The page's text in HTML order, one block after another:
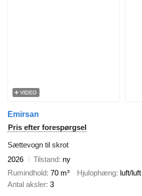
VIDEO
Emirsan
Pris efter forespørgsel
Sættevogn til skrot
2026
Tilstand ny
Rumindhold 70 m³ Hjulophæng luft/luft
Antal aksler 3